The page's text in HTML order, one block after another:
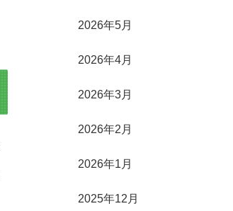
2026年5月
2026年4月
2026年3月
2026年2月
2026年1月
2025年12月